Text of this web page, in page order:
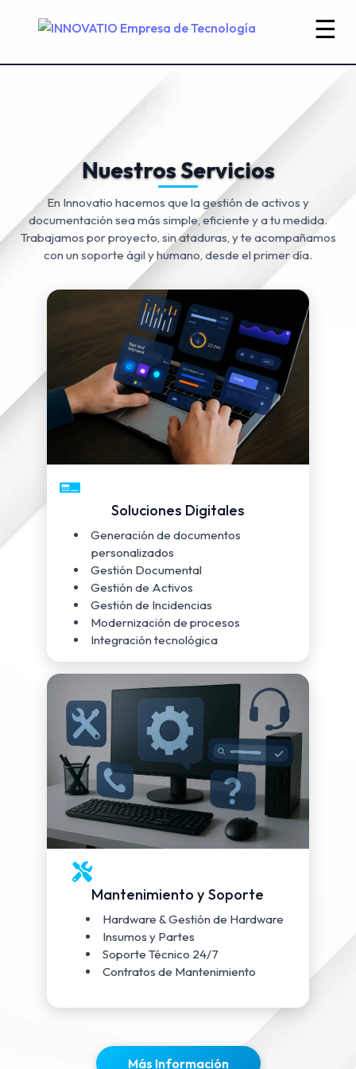
☰
Nuestros Servicios
En Innovatio hacemos que la gestión de activos y
documentación sea más simple, eficiente y a tu medida.
Trabajamos por proyecto, sin ataduras, y te acompañamos
con un soporte ágil y humano, desde el primer día.
Soluciones Digitales
Generación de documentos
personalizados
Gestión Documental
Gestión de Activos
Gestión de Incidencias
Modernización de procesos
Integración tecnológica
Mantenimiento y Soporte
Hardware & Gestión de Hardware
Insumos y Partes
Soporte Técnico 24/7
Contratos de Mantenimiento
Más Información